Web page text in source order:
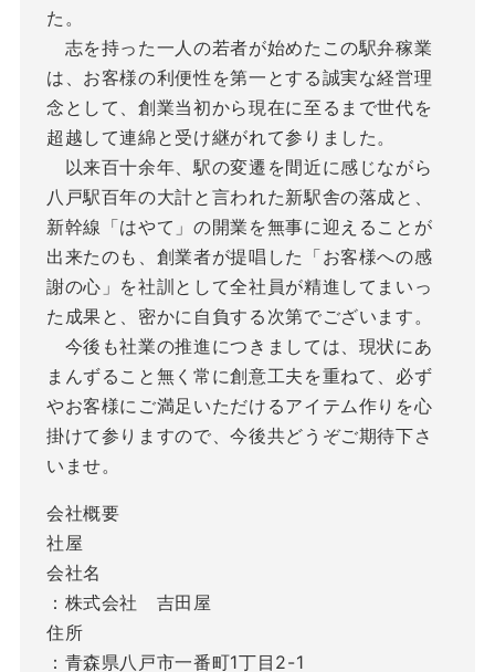
た。
志を持った一人の若者が始めたこの駅弁稼業
は、お客様の利便性を第一とする誠実な経営理
念として、創業当初から現在に至るまで世代を
超越して連綿と受け継がれて参りました。
以来百十余年、駅の変遷を間近に感じながら
八戸駅百年の大計と言われた新駅舎の落成と、
新幹線「はやて」の開業を無事に迎えることが
出来たのも、創業者が提唱した「お客様への感
謝の心」を社訓として全社員が精進してまいっ
た成果と、密かに自負する次第でございます。
今後も社業の推進につきましては、現状にあ
まんずること無く常に創意工夫を重ねて、必ず
やお客様にご満足いただけるアイテム作りを心
掛けて参りますので、今後共どうぞご期待下さ
いませ。
会社概要
社屋
会社名
：株式会社 吉田屋
住所
：青森県八戸市一番町1丁目2-1